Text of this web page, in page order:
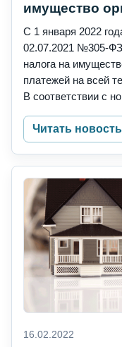
имущество
С 1 января 2022
02.07.2021 №305-
налога на
платежей на всей
В соответствии с
Читать новость
16.02.2022